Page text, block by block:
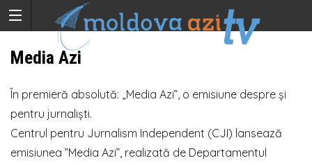
Media Azi
În premieră absolută: „Media Azi”, o emisiune despre și
pentru jurnaliști.
Centrul pentru Jurnalism Independent (CJI) lansează
emisiunea ”Media Azi”, realizată de Departamentul